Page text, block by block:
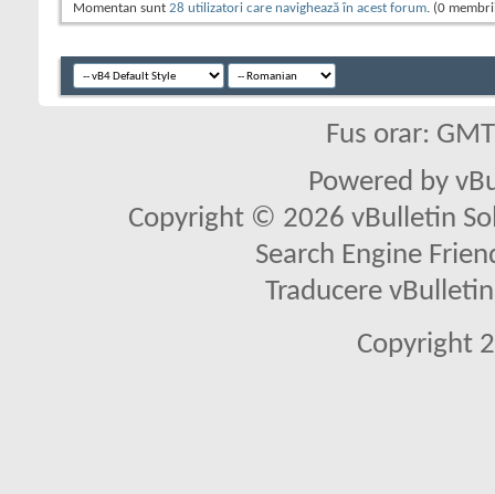
Momentan sunt 28 utilizatori care navighează în acest forum. (0
Fus orar:
Powered by
Copyright © 2026 vBulletin
Search Engine
Traducere
Copyright